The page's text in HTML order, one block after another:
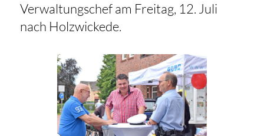
Verwaltungschef am Freitag, 12. Juli
nach Holzwickede.